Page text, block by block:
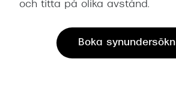
och titta på olika avstånd.
Boka